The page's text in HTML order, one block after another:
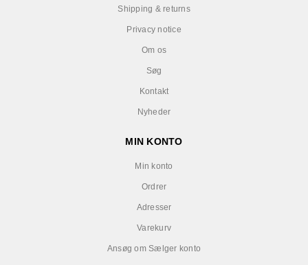
Shipping & returns
Privacy notice
Om os
Søg
Kontakt
Nyheder
MIN KONTO
Min konto
Ordrer
Adresser
Varekurv
Ansøg om Sælger konto